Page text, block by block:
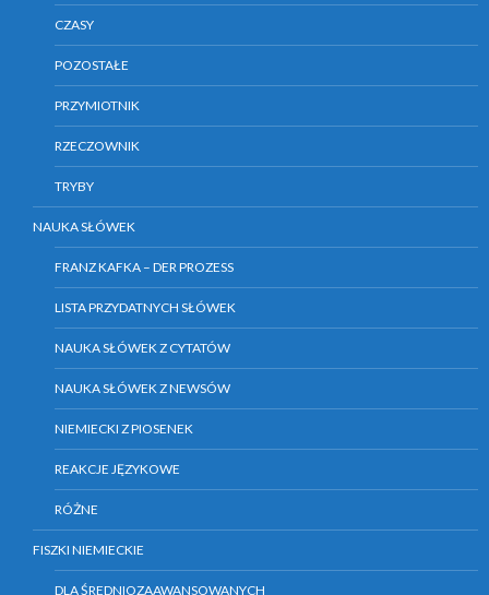
CZASY
POZOSTAŁE
PRZYMIOTNIK
RZECZOWNIK
TRYBY
NAUKA SŁÓWEK
FRANZ KAFKA – DER PROZESS
LISTA PRZYDATNYCH SŁÓWEK
NAUKA SŁÓWEK Z CYTATÓW
NAUKA SŁÓWEK Z NEWSÓW
NIEMIECKI Z PIOSENEK
REAKCJE JĘZYKOWE
RÓŻNE
FISZKI NIEMIECKIE
DLA ŚREDNIOZAAWANSOWANYCH